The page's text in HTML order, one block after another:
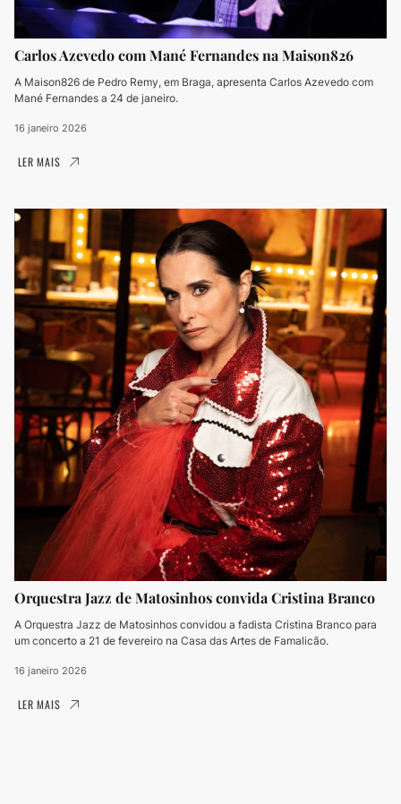
Carlos Azevedo com Mané Fernandes na Maison826
A Maison826 de Pedro Remy, em Braga, apresenta Carlos Azevedo com
Mané Fernandes a 24 de janeiro.
16 janeiro 2026
LER MAIS
Orquestra Jazz de Matosinhos convida Cristina Branco
A Orquestra Jazz de Matosinhos convidou a fadista Cristina Branco para
um concerto a 21 de fevereiro na Casa das Artes de Famalicão.
16 janeiro 2026
LER MAIS